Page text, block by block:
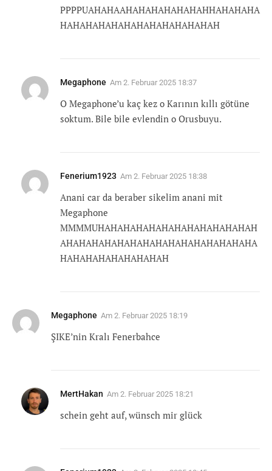
PPPPUAHAHAAHAHAHAHAHAHAHHAHAHAHA
HAHAHAHAHAHAHAHAHAHAHAHAH
Megaphone Am 2. Februar 2025 18:37
O Megaphone’u kaç kez o Karının kıllı götüne
soktum. Bile bile evlendin o Orusbuyu.
Fenerium1923 Am 2. Februar 2025 18:38
Anani car da beraber sikelim anani mit
Megaphone
MMMMUHAHAHAHAHAHAHAHAHAHAHAHAH
AHAHAHAHAHAHAHAHAHAHAHAHAHAHAHA
HAHAHAHAHAHAHAHAH
Megaphone Am 2. Februar 2025 18:19
ŞIKE’nin Kralı Fenerbahce
MertHakan Am 2. Februar 2025 18:21
schein geht auf, wünsch mir glück